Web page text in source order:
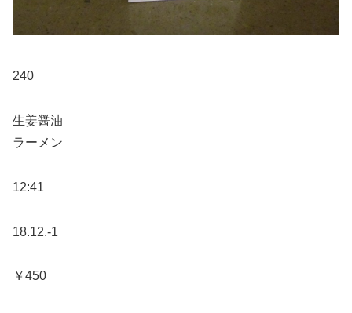
240
生姜醤油
ラーメン
12:41
18.12.-1
￥450